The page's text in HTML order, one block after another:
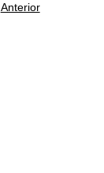
Anterior